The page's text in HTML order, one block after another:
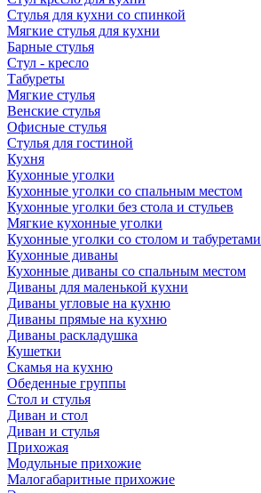
Стулья для кухни со спинкой
Мягкие стулья для кухни
Барные стулья
Стул - кресло
Табуреты
Мягкие стулья
Венские стулья
Офисные стулья
Стулья для гостиной
Кухня
Кухонные уголки
Кухонные уголки со спальным местом
Кухонные уголки без стола и стульев
Мягкие кухонные уголки
Кухонные уголки со столом и табуретами
Кухонные диваны
Кухонные диваны со спальным местом
Диваны для маленькой кухни
Диваны угловые на кухню
Диваны прямые на кухню
Диваны раскладушка
Кушетки
Скамья на кухню
Обеденные группы
Стол и стулья
Диван и стол
Диван и стулья
Прихожая
Модульные прихожие
Малогабаритные прихожие